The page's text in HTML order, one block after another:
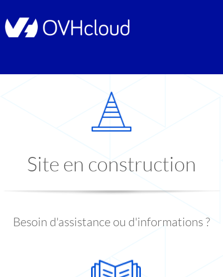
Site en construction
Besoin d'assistance ou d'informations ?